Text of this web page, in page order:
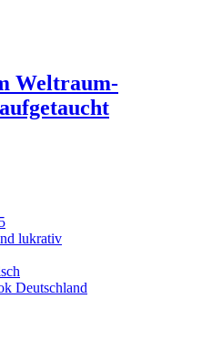
Weltraum-
lukrativ
Deutschland